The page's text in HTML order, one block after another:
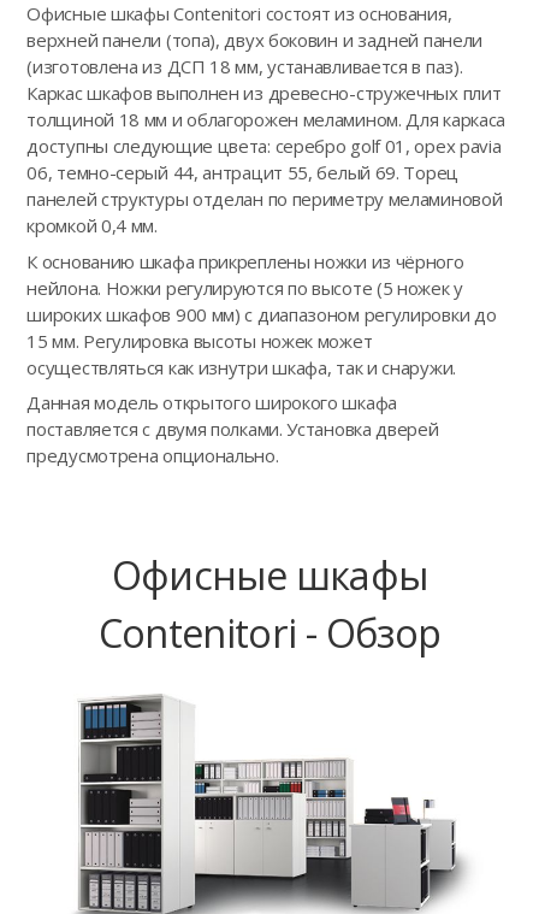
Офисные шкафы Contenitori состоят из основания,
верхней панели (топа), двух боковин и задней панели
(изготовлена из ДСП 18 мм, устанавливается в паз).
Каркас шкафов выполнен из древесно-стружечных плит
толщиной 18 мм и облагорожен меламином. Для каркаса
доступны следующие цвета: серебро golf 01, орех pavia
06, темно-серый 44, антрацит 55, белый 69. Торец
панелей структуры отделан по периметру меламиновой
кромкой 0,4 мм.
К основанию шкафа прикреплены ножки из чёрного
нейлона. Ножки регулируются по высоте (5 ножек у
широких шкафов 900 мм) с диапазоном регулировки до
15 мм. Регулировка высоты ножек может
осуществляться как изнутри шкафа, так и снаружи.
Данная модель открытого широкого шкафа
поставляется с двумя полками. Установка дверей
предусмотрена опционально.
Офисные шкафы
Contenitori - Обзор